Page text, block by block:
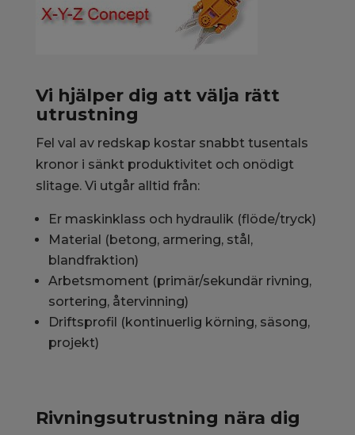
Vi hjälper dig att välja rätt
utrustning
Fel val av redskap kostar snabbt tusentals
kronor i sänkt produktivitet och onödigt
slitage. Vi utgår alltid från:
Er maskinklass och hydraulik (flöde/tryck)
Material (betong, armering, stål,
blandfraktion)
Arbetsmoment (primär/sekundär rivning,
sortering, återvinning)
Driftsprofil (kontinuerlig körning, säsong,
projekt)
Rivningsutrustning nära dig